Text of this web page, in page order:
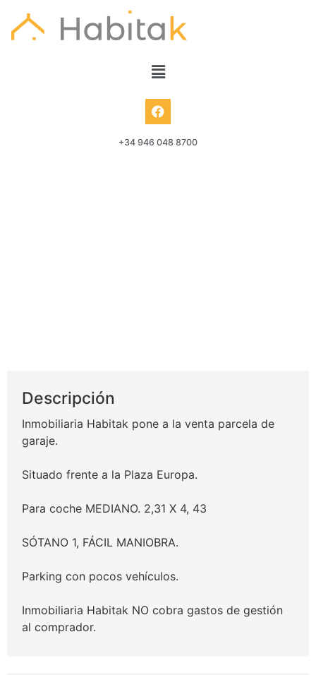
+34 946 048 8700
Descripción
Inmobiliaria Habitak pone a la venta parcela de
garaje.
Situado frente a la Plaza Europa.
Para coche MEDIANO. 2,31 X 4, 43
SÓTANO 1, FÁCIL MANIOBRA.
Parking con pocos vehículos.
Inmobiliaria Habitak NO cobra gastos de gestión
al comprador.